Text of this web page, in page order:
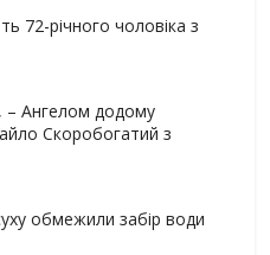
72-річного чоловіка з
– Ангелом додому
Скоробогатий з
обмежили забір води